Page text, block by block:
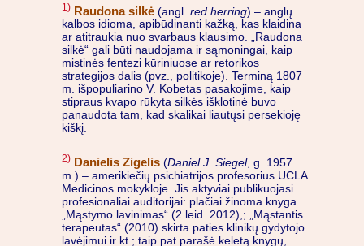
1) Raudona silkė (angl. red herring) – anglų
kalbos idioma, apibūdinanti kažką, kas klaidina
ar atitraukia nuo svarbaus klausimo. „Raudona
silkė“ gali būti naudojama ir sąmoningai, kaip
mistinės fentezi kūriniuose ar retorikos
strategijos dalis (pvz., politikoje). Terminą 1807
m. išpopuliarino V. Kobetas pasakojime, kaip
stipraus kvapo rūkyta silkės išklotinė buvo
panaudota tam, kad skalikai liautųsi persekioję
kiškį.
2) Danielis Zigelis (Daniel J. Siegel, g. 1957
m.) – amerikiečių psichiatrijos profesorius UCLA
Medicinos mokykloje. Jis aktyviai publikuojasi
profesionaliai auditorijai: plačiai žinoma knyga
„Mąstymo lavinimas“ (2 leid. 2012),; „Mąstantis
terapeutas“ (2010) skirta paties klinikų gydytojo
lavėjimui ir kt.; taip pat parašė keletą knygų,